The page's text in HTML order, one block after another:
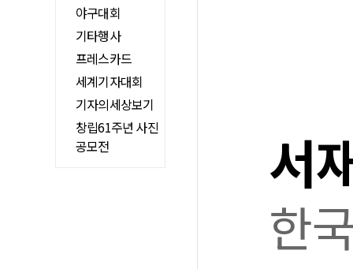
야구대회
기타행사
프레스카드
세계기자대회
기자의세상보기
창립61주년 사진
공모전
서
한